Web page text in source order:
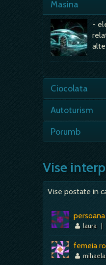
Masina
-
Ciocolata
Autoturism
Porumb
Vise
Vise postate in
laura |
femeia
mihaela